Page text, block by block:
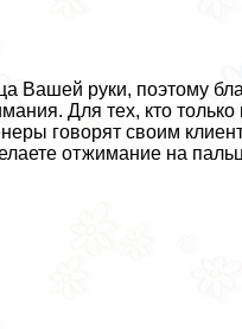
Вашей руки, поэтому
Для тех, кто
говорят своим
отжимание на